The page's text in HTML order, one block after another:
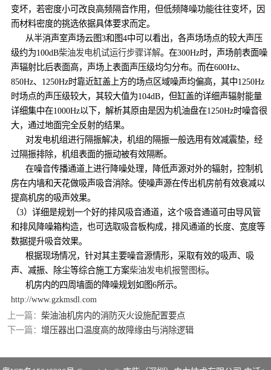
变坏，若密度小可改良高频隔音作用，但低频降噪功能往往变坏，因
而材料密度的挑选依据具体要求而定。
从半消声室声场云图3和图4中可以看出，各声场场点的较大声压
级约为100dB柴油发电机试运行步骤详解。在300Hz时，声场前表面噪
声辐射比后表面高，声场上表面声压级均匀分布。而在600Hz、
850Hz、1250Hz时靠近缸盖上方的场点区域噪声均偏高，其中1250Hz
时场点的声压级较大，其较大值为104dB，但缸盖的详细声辐射能量
详细集中在1000Hz以下，解析其原由是因为机油盘在1250Hz时噪音很
大，通过地面完全反射的结果。
对发电机组进行隔振解决，机组的隔振一般选用有效减震垫，经
过隔振排除，机组表面的振动被有效隔断。
在噪音传播通道上进行降噪处理，降低声源对外的辐射，控制机
房在内墙和天花做吸声吸音消除。使噪声源在传出机房前有效衰减以
提高机房的吸声效果。
（3）详细是规划一个好的排风吸音通道，这个吸音通道可由导风管
和排风降噪箱构造，也可选取吸音板构成，排风通道的长度、宽度等
数据提升吸音效果。
根据现场情况，针对其主要噪音源情形，采取有效的吸声、吸
声、减振、除尘等综合施工方案柴油发电机报警图标。
机房内的四周墙面的降噪规划如图6所示。
http://www.gzkmsdl.com
上一篇： 柴油油机房内的消防灭火设施配置要点
下一篇： 增压器出口温度高的故障缘由与消除逻辑